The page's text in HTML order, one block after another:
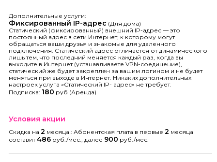
Дополнительные услуги:
Фиксированный IP-адрес (Для дома)
Статический (фиксированный) внешний IP-адрес — это
постоянный адрес в сети Интернет, к которому могут
обращаться ваши друзья и знакомые для удаленного
подключения. Статический адрес отличается от динамического
лишь тем, что последний меняется каждый раз, когда вы
выходите в Интернет (устанавливаете VPN-соединение),
статический же будет закреплен за вашим логином и не будет
меняться при выходе в Интернет. Никаких дополнительных
настроек услуга «Статический IP- адрес» не требует.
Подписка: 180 руб (Аренда)
Условия акции
Скидка на 2 месяца!: Абонентская плата в первые 2 месяца
составит486 руб./мес., далее 900 руб./мес.